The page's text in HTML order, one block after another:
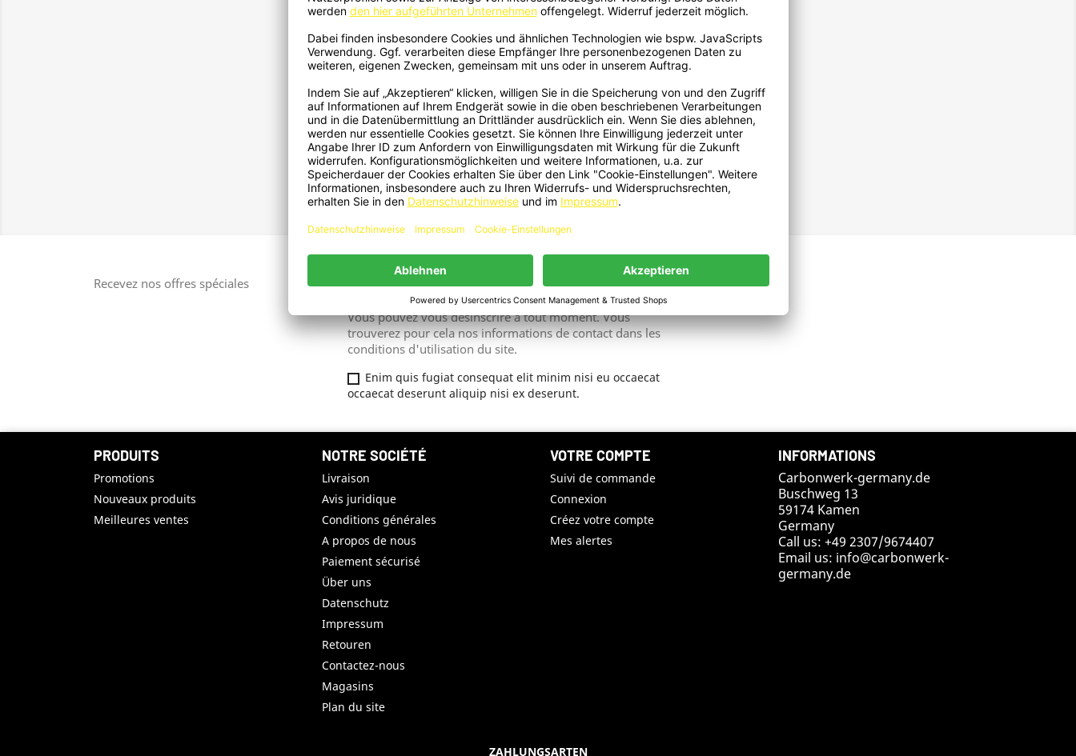
Seitenbretten Für Mercedes EQC N293
2019+ Zubehör Schritte
422,47 €
Aperçu rapide
Affichage 1-1 de 1 article(s)
Recevez nos offres spéciales
Vous pouvez vous désinscrire à tout moment. Vous
trouverez pour cela nos informations de contact dans les
conditions d'utilisation du site.
Enim quis fugiat consequat elit minim nisi eu occaecat
occaecat deserunt aliquip nisi ex deserunt.
PRODUITS
Promotions
Nouveaux produits
Meilleures ventes
NOTRE SOCIÉTÉ
Livraison
Avis juridique
Conditions générales
A propos de nous
Paiement sécurisé
Über uns
Datenschutz
Impressum
Retouren
Contactez-nous
Magasins
Plan du site
VOTRE COMPTE
Suivi de commande
Connexion
Créez votre compte
Mes alertes
INFORMATIONS
Carbonwerk-germany.de
Buschweg 13
59174 Kamen
Germany
Call us: +49 2307/9674407
Email us: info@carbonwerk-
germany.de
ZAHLUNGSARTEN